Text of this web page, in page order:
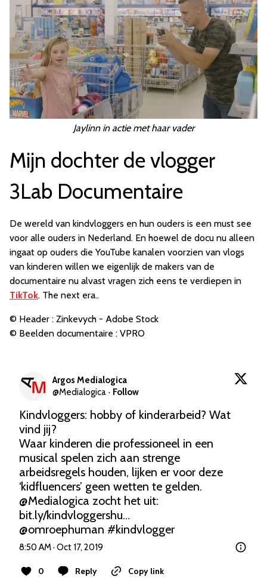
Jaylinn in actie met haar vader
Mijn dochter de vlogger
3Lab Documentaire
De wereld van kindvloggers en hun ouders is een must see
voor alle ouders in Nederland. En hoewel de docu nu alleen
ingaat op ouders die YouTube kanalen voorzien van vlogs
van kinderen willen we eigenlijk de makers van de
documentaire nu alvast vragen zich eens te verdiepen in
TikTok. The next era..
© Header : Zinkevych - Adobe Stock
© Beelden documentaire : VPRO
Argos Medialogica
@Medialogica · Follow
Kindvloggers: hobby of kinderarbeid? Wat
vind jij?
Waar kinderen die professioneel in een
musical spelen zich aan strenge
arbeidsregels houden, lijken er voor deze
@Medialogica
bit.ly/kindvloggershu…
@omroephuman #kindvlogger
8:50 AM · Oct 17, 2019
0 Reply
Copy link